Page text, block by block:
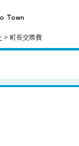
> 町長交際費